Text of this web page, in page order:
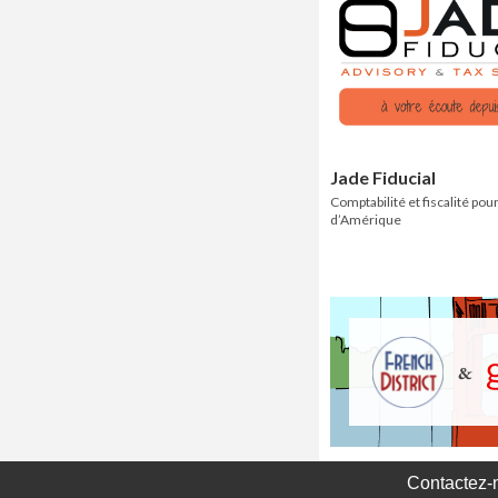
Jade Fiducial
Comptabilité et fiscalité
d’Amérique
Contactez-